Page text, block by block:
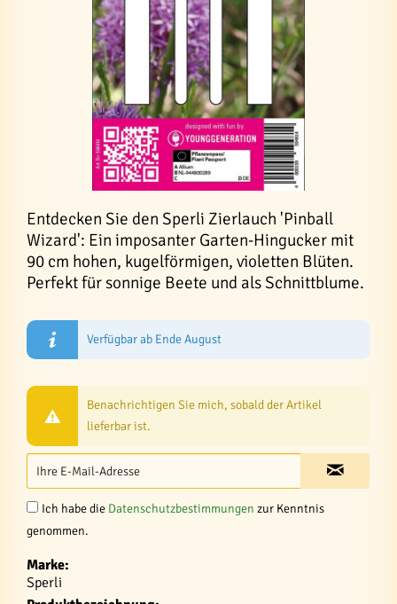
Entdecken Sie den Sperli Zierlauch 'Pinball
Wizard': Ein imposanter Garten-Hingucker mit
90 cm hohen, kugelförmigen, violetten Blüten.
Perfekt für sonnige Beete und als Schnittblume.
Verfügbar ab Ende August
Benachrichtigen Sie mich, sobald der Artikel
lieferbar ist.
Ich habe die Datenschutzbestimmungen zur Kenntnis
genommen.
Marke:
Sperli